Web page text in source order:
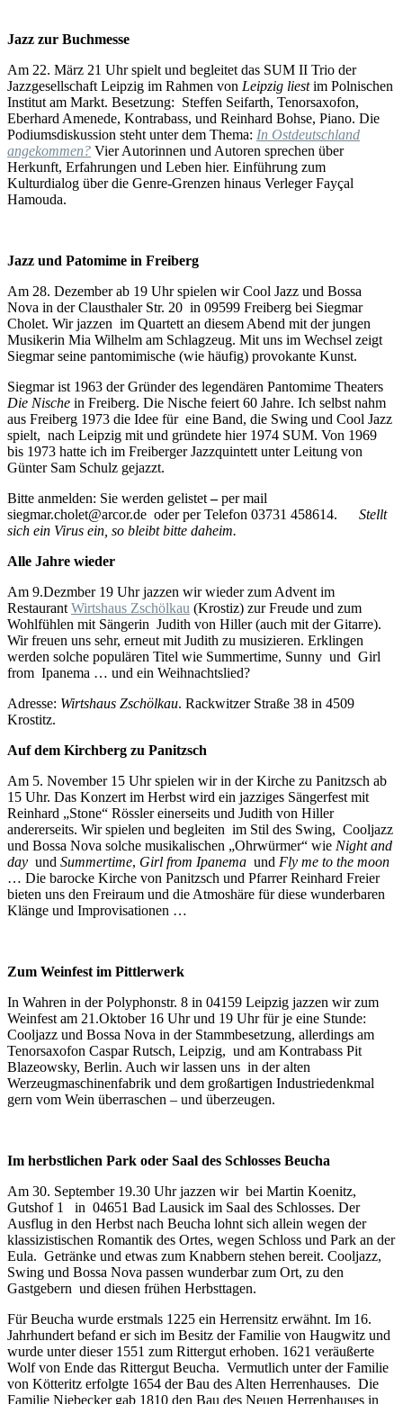
Jazz zur Buchmesse
Am 22. März 21 Uhr spielt und begleitet das SUM II Trio der
Jazzgesellschaft Leipzig im Rahmen von Leipzig liestim Polnischen
Institut am Markt. Besetzung: Steffen Seifarth, Tenorsaxofon,
Eberhard Amenede, Kontrabass, und Reinhard Bohse, Piano. Die
Podiumsdiskussion steht unter dem Thema: In Ostdeutschland
angekommen? Vier Autorinnen und Autoren sprechen über
Herkunft, Erfahrungen und Leben hier. Einführung zum
Kulturdialog über die Genre-Grenzen hinaus Verleger Fayçal
Hamouda.
Jazz und Patomime in Freiberg
Am 28. Dezember ab 19 Uhr spielen wir Cool Jazz und Bossa
Nova in der Clausthaler Str. 20 in 09599 Freiberg bei Siegmar
Cholet. Wir jazzen im Quartett an diesem Abend mit der jungen
Musikerin Mia Wilhelm am Schlagzeug. Mit uns im Wechsel zeigt
Siegmar seine pantomimische (wie häufig) provokante Kunst.
Siegmar ist 1963 der Gründer des legendären Pantomime Theaters
Die Nische in Freiberg. Die Nische feiert 60 Jahre. Ich selbst nahm
aus Freiberg 1973 die Idee für eine Band, die Swing und Cool Jazz
spielt, nach Leipzig mit und gründete hier 1974 SUM. Von 1969
bis 1973 hatte ich im Freiberger Jazzquintett unter Leitung von
Günter Sam Schulz gejazzt.
Bitte anmelden: Sie werden gelistet–per mail
siegmar.cholet@arcor.de oder per Telefon 03731 458614.
Stellt
sich ein Virus ein, so bleibt bitte daheim.
Alle Jahre wieder
Am 9.Dezmber 19 Uhr jazzen wir wieder zum Advent im
Restaurant Wirtshaus Zschölkau (Krostiz) zur Freude und zum
Wohlfühlen mit Sängerin Judith von Hiller (auch mit der Gitarre).
Wir freuen uns sehr, erneut mit Judith zu musizieren. Erklingen
werden solche populären Titel wie Summertime, Sunny und Girl
from Ipanema … und ein Weihnachtslied?
Adresse: Wirtshaus Zschölkau. Rackwitzer Straße 38 in 4509
Krostitz.
Auf dem Kirchberg zu Panitzsch
Am 5. November 15 Uhr spielen wir in der Kirche zu Panitzsch ab
15 Uhr. Das Konzert im Herbst wird ein jazziges Sängerfest mit
Reinhard „Stone“ Rössler einerseits und Judith von Hiller
andererseits. Wir spielen und begleiten im Stil des Swing, Cooljazz
und Bossa Nova solche musikalischen „Ohrwürmer“ wie Night and
day und Summertime, Girl from Ipanema und Fly me to the moon
… Die barocke Kirche von Panitzsch und Pfarrer Reinhard Freier
bieten uns den Freiraum und die Atmoshäre für diese wunderbaren
Klänge und Improvisationen …
Zum Weinfest im Pittlerwerk
In Wahren in der Polyphonstr. 8 in 04159 Leipzig jazzen wir zum
Weinfest am 21.Oktober 16 Uhr und 19 Uhr für je eine Stunde:
Cooljazz und Bossa Nova in der Stammbesetzung, allerdings am
Tenorsaxofon Caspar Rutsch, Leipzig, und am Kontrabass Pit
Blazeowsky, Berlin. Auch wir lassen uns in der alten
Werzeugmaschinenfabrik und dem großartigen Industriedenkmal
gern vom Wein überraschen – und überzeugen.
Im herbstlichen Park oder Saal des Schlosses Beucha
Am 30. September 19.30 Uhr jazzen wir bei Martin Koenitz,
Gutshof 1 in 04651 Bad Lausick im Saal des Schlosses. Der
Ausflug in den Herbst nach Beucha lohnt sich allein wegen der
klassizistischen Romantik des Ortes, wegen Schloss und Park an der
Eula. Getränke und etwas zum Knabbern stehen bereit. Cooljazz,
Swing und Bossa Nova passen wunderbar zum Ort, zu den
Gastgebern und diesen frühen Herbsttagen.
Für Beucha wurde erstmals 1225 ein Herrensitz erwähnt. Im 16.
Jahrhundert befand er sich im Besitz der Familie von Haugwitz und
wurde unter dieser 1551 zum Rittergut erhoben. 1621 veräußerte
Wolf von Ende das Rittergut Beucha. Vermutlich unter der Familie
von Kötteritz erfolgte 1654 der Bau des Alten Herrenhauses. Die
Familie Niebecker gab 1810 den Bau des Neuen Herrenhauses in